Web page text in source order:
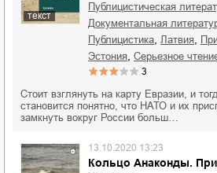
текст
публицистическая
документальная
публицистика Латвия
Эстония серьезное
3
Стоит взглянуть на карту Евразии, и
становится понятно, что НАТО и их
замкнуть вокруг России больш…
Кольцо Анаконды.
13.10.2020 13:23